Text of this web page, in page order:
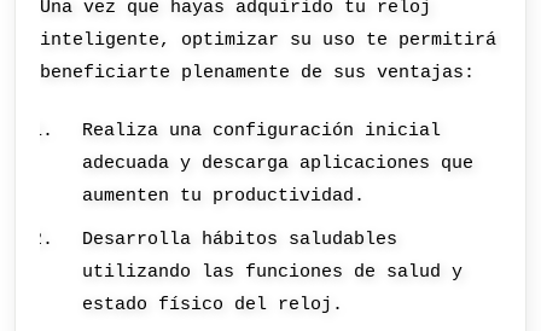
Una vez que hayas adquirido tu reloj
inteligente, optimizar su uso te permitirá
beneficiarte plenamente de sus ventajas:
Realiza una configuración inicial
adecuada y descarga aplicaciones que
aumenten tu productividad.
Desarrolla hábitos saludables
utilizando las funciones de salud y
estado físico del reloj.